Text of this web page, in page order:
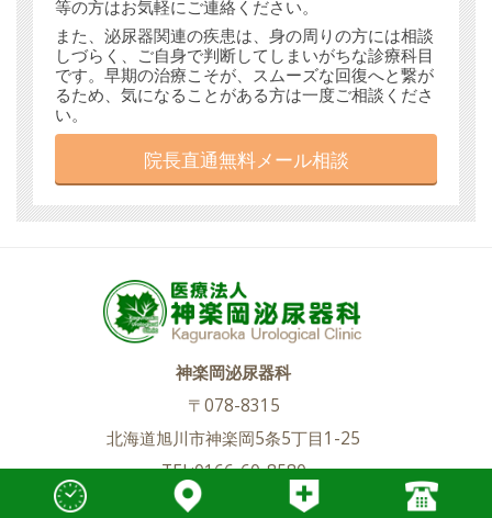
等の方はお気軽にご連絡ください。
また、泌尿器関連の疾患は、身の周りの方には相談
しづらく、ご自身で判断してしまいがちな診療科目
です。早期の治療こそが、スムーズな回復へと繋が
るため、気になることがある方は一度ご相談くださ
い。
院長直通無料メール相談
神楽岡泌尿器科
〒078-8315
北海道旭川市神楽岡5条5丁目1-25
TEL:0166-60-8580